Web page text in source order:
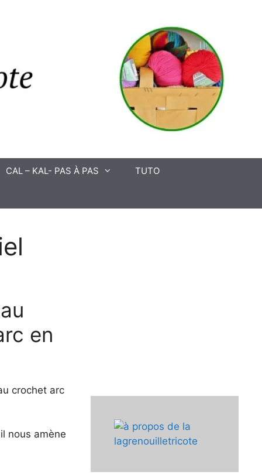
CAL – KAL- PAS À PAS TUTO
en
crochet arc
nous amène